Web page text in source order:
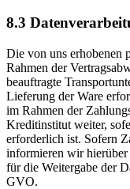
8.3
Die von uns erhobenen
Rahmen der
beauftragte
Lieferung der Ware
im Rahmen der
Kreditinstitut weiter,
erforderlich ist. Sofern
informieren wir hierüber
für die Weitergabe der
GVO.